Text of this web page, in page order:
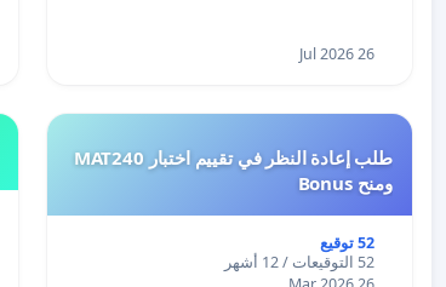
26 Jul 2026
طلب إعادة النظر في تقييم اختبار MAT240
ومنح Bonus
52 توقيع
52 التوقيعات / 12 أشهر